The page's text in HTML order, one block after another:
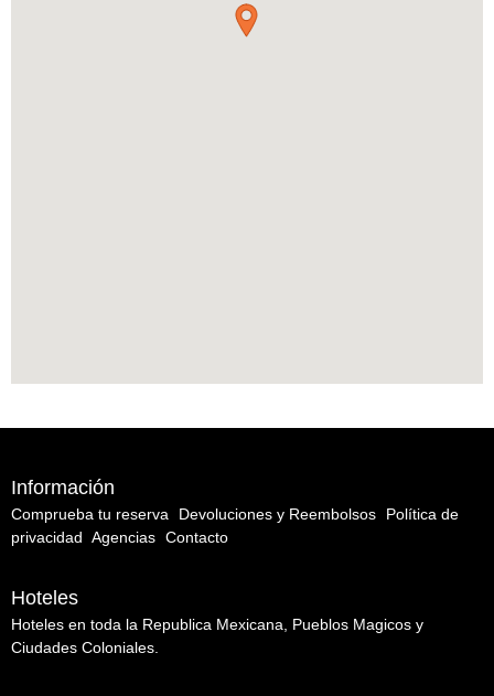
Información
Comprueba tu reserva Devoluciones y Reembolsos
Política de
privacidad Agencias Contacto
Hoteles
Hoteles en toda la Republica Mexicana, Pueblos Magicos y
Ciudades Coloniales.